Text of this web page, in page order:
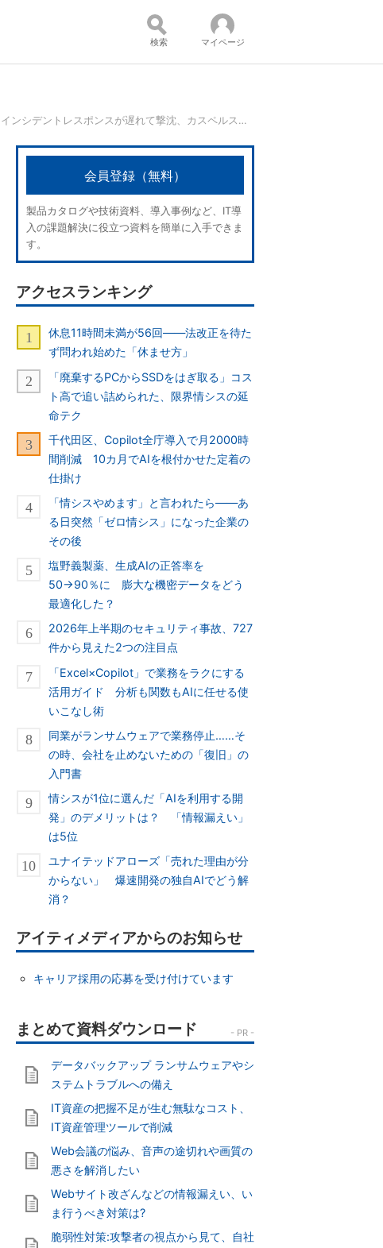
コンテンツ：
検索 マイページ
56％の企業はインシデントレスポンスが遅れて撃沈、カスペルスキーが激白
会員登録（無料）
製品カタログや技術資料、導入事例など、IT導
入の課題解決に役立つ資料を簡単に入手できま
す。
アクセスランキング
休息11時間未満が56回――法改正を待た
ず問われ始めた「休ませ方」
「廃棄するPCからSSDをはぎ取る」コス
ト高で追い詰められた、限界情シスの延
命テク
千代田区、Copilot全庁導入で月2000時
間削減 10カ月でAIを根付かせた定着の
仕掛け
「情シスやめます」と言われたら――あ
る日突然「ゼロ情シス」になった企業の
その後
塩野義製薬、生成AIの正答率を
50→90％に 膨大な機密データをどう
最適化した？
2026年上半期のセキュリティ事故、727
件から見えた2つの注目点
「Excel×Copilot」で業務をラクにする
活用ガイド 分析も関数もAIに任せる使
いこなし術
同業がランサムウェアで業務停止……そ
の時、会社を止めないための「復旧」の
入門書
情シスが1位に選んだ「AIを利用する開
発」のデメリットは？ 「情報漏えい」
は5位
ユナイテッドアローズ「売れた理由が分
からない」 爆速開発の独自AIでどう解
消？
アイティメディアからのお知らせ
キャリア採用の応募を受け付けています
データバックアップ ランサムウェアやシ
ステムトラブルへの備え
IT資産の把握不足が生む無駄なコスト、
IT資産管理ツールで削減
Web会議の悩み、音声の途切れや画質の
悪さを解消したい
Webサイト改ざんなどの情報漏えい、い
ま行うべき対策は?
脆弱性対策:攻撃者の視点から見て、自社